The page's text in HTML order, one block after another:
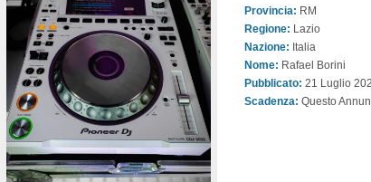
Provincia: RM
Regione: Lazio
Nazione: Italia
Nome: Rafael Borini
Pubblicato: 21 Luglio
Scadenza: Questo